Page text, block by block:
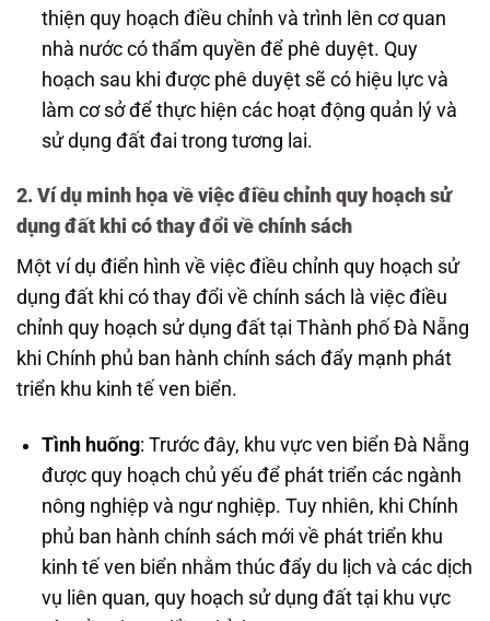
thiện quy hoạch điều chỉnh và trình lên cơ quan
nhà nước có thẩm quyền để phê duyệt. Quy
hoạch sau khi được phê duyệt sẽ có hiệu lực và
làm cơ sở để thực hiện các hoạt động quản lý và
sử dụng đất đai trong tương lai.
2. Ví dụ minh họa về việc điều chỉnh quy hoạch sử
dụng đất khi có thay đổi về chính sách
Một ví dụ điển hình về việc điều chỉnh quy hoạch sử
dụng đất khi có thay đổi về chính sách là việc điều
chỉnh quy hoạch sử dụng đất tại Thành phố Đà Nẵng
khi Chính phủ ban hành chính sách đẩy mạnh phát
triển khu kinh tế ven biển.
Tình huống: Trước đây, khu vực ven biển Đà Nẵng
được quy hoạch chủ yếu để phát triển các ngành
nông nghiệp và ngư nghiệp. Tuy nhiên, khi Chính
phủ ban hành chính sách mới về phát triển khu
kinh tế ven biển nhằm thúc đẩy du lịch và các dịch
vụ liên quan, quy hoạch sử dụng đất tại khu vực